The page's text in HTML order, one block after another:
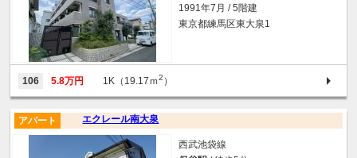
1991年7月 / 5階建
東京都練馬区東大泉1
106 5.8万円 1K（19.17ｍ2 ）
エクレール南大泉
アパート
西武池袋線